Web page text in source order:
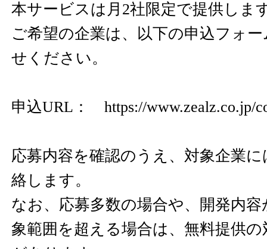
本サービスは月2社限定で提供しま
ご希望の企業は、以下の申込フォ
せください。
申込URL： https://www.zealz.co.jp/
応募内容を確認のうえ、対象企業
絡します。
なお、応募多数の場合や、開発内
象範囲を超える場合は、無料提供